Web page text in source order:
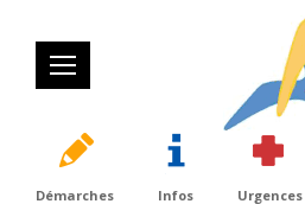
Démarches
Infos
Urgences